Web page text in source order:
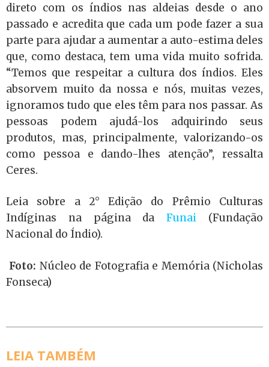
direto com os índios nas aldeias desde o ano
passado e acredita que cada um pode fazer a sua
parte para ajudar a aumentar a auto-estima deles
que, como destaca, tem uma vida muito sofrida.
“Temos que respeitar a cultura dos índios. Eles
absorvem muito da nossa e nós, muitas vezes,
ignoramos tudo que eles têm para nos passar. As
pessoas podem ajudá-los adquirindo seus
produtos, mas, principalmente, valorizando-os
como pessoa e dando-lhes atenção”, ressalta
Ceres.
Leia sobre a 2° Edição do Prêmio Culturas
Indíginas na página daFunai (Fundação
Nacional do Índio).
Foto: Núcleo de Fotografia e Memória (Nicholas
Fonseca)
LEIA TAMBÉM